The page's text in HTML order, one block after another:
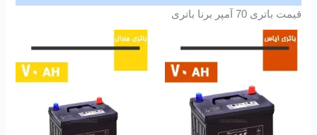
قیمت باتری 70 آمپر برنا باتری